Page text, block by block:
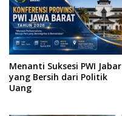
Menanti Suksesi PWI Jabar
yang Bersih dari Politik
Uang